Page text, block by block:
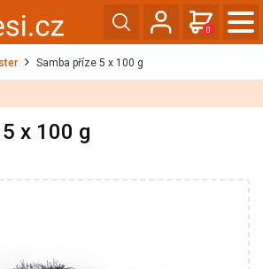
0
Samba příze 5 x 100 g
x 100 g